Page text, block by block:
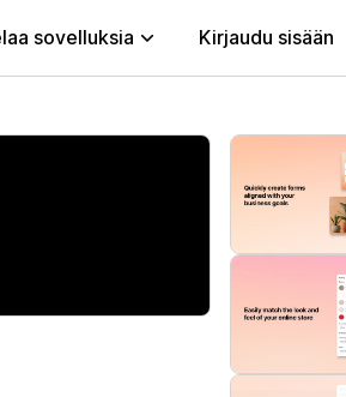
sovelluksia Kirjaudu sisään